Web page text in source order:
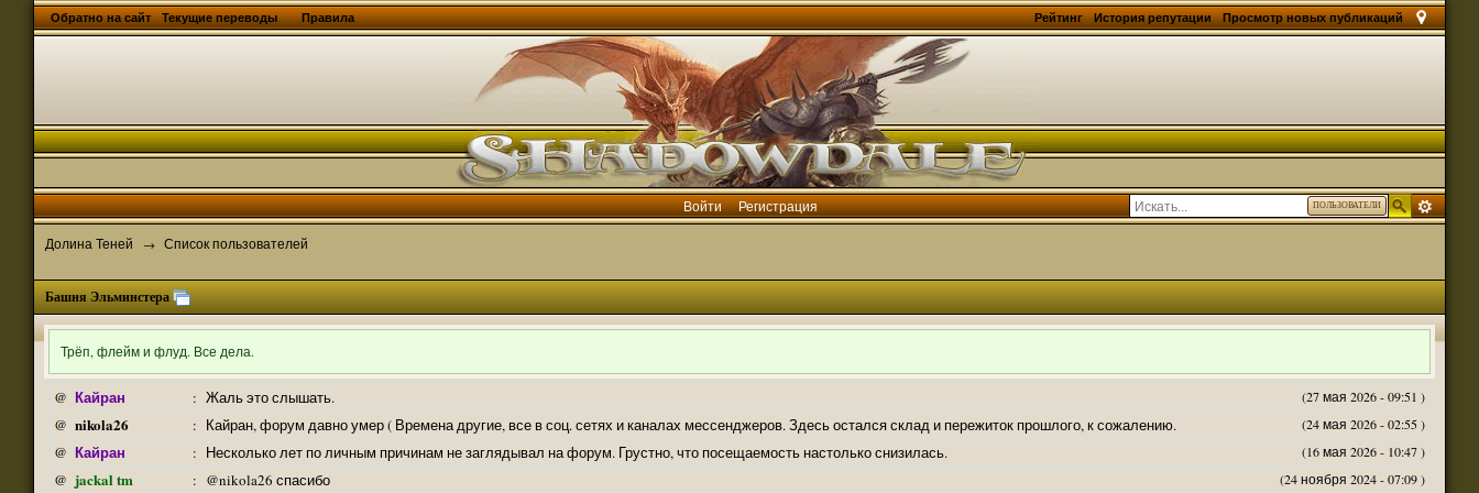
Просмотр новых публикаций
Обратно на сайт Текущие переводы История репутации
Рейтинг
Правила
ПОЛЬЗОВАТЕЛИ
Войти Регистрация
Долина Теней → Список пользователей
Башня Эльминстера
Трёп, флейм и флуд. Все дела.
@ Кайран : (27 мая 2026 - 09:51 )
Жаль это слышать.
@ nikola26 : (24 мая 2026 - 02:55 )
Кайран, форум давно умер ( Времена другие, все в соц. сетях и каналах мессенджеров. Здесь остался склад и пережиток прошлого, к сожалению.
@ Кайран : (16 мая 2026 - 10:47 )
Несколько лет по личным причинам не заглядывал на форум. Грустно, что посещаемость настолько снизилась.
@ jackal tm : (24 ноября 2024 - 07:09 )
@nikola26 спасибо